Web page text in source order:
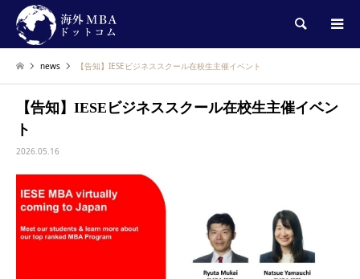
検索
news 【告知】IESEビジネススクール在校生主催イベント
【告知】IESEビジネススクール在校生主催イベン
ト
2026.05.16